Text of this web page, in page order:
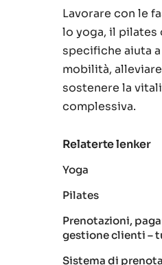
Lavorare con le
lo yoga, il pilates
specifiche aiuta
mobilità,
sostenere la
complessiva.
Relaterte lenker
Yoga
Pilates
Prenotazioni,
gestione clienti –
Sistema di